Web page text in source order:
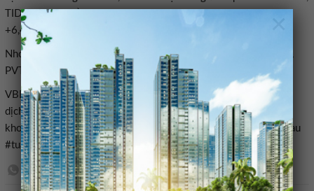
×
TID, VVS tăng trần; HAG +3,4%, BAF +2,1%, DBC +5%, CDC
+6,4%, TCM +2,1%…
Nhóm diễn biến tiêu cực là dầu khí, với BSR -3,8%, PVD -2,5%,
PVT -2,7%, PVS -1,8%, PLX -1,4%, OIL -1,3%, PVC -2,9%…
VBB, VietBank, HPG, HSG, NKG, cổ phiếu thép, VN-Index, giao
dịch khối ngoại, tin chứng khoán mới nhất, tin tức chứng
khoán#Nhom #thep #đông #khơi #môt #ngân #hang #tăng #sau
#tuân1776198529